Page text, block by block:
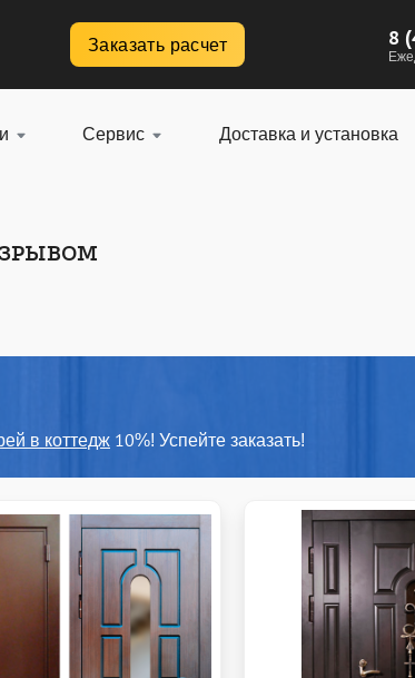
Заказать расчет 8
Сервис Доставка и установка
в коттедж 10%! Успейте заказать!